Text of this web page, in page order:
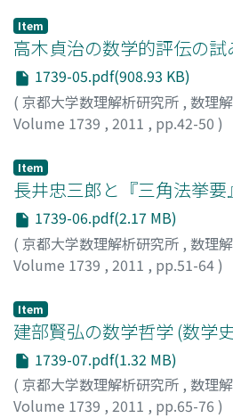
Item
高木貞治の数学的評伝の試
1739-05.pdf(908.93 KB)
( 京都大学数理解析研究所 , 数理
Volume 1739 , 2011 , pp.42-50 )
Item
長井忠三郎と『三角法挙要
1739-06.pdf(2.17 MB)
( 京都大学数理解析研究所 , 数理
Volume 1739 , 2011 , pp.51-64)
Item
建部賢弘の数学哲学 (数学
1739-07.pdf(1.32 MB)
( 京都大学数理解析研究所 , 数理
Volume 1739 , 2011 , pp.65-76 )